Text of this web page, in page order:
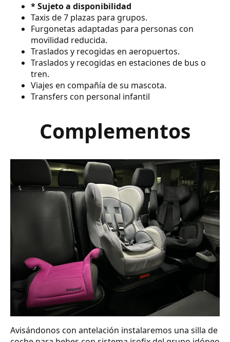
* Sujeto a disponibilidad
Taxis de 7 plazas para grupos.
Furgonetas adaptadas para personas con
movilidad reducida.
Traslados y recogidas en aeropuertos.
Traslados y recogidas en estaciones de bus o
tren.
Viajes en compañía de su mascota.
Transfers con personal infantil
Complementos
Avisándonos con antelación instalaremos una silla de